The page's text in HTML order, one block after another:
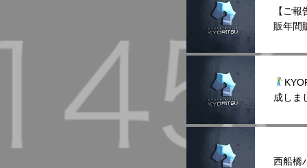
【ご
販年間
成しま
西船橋